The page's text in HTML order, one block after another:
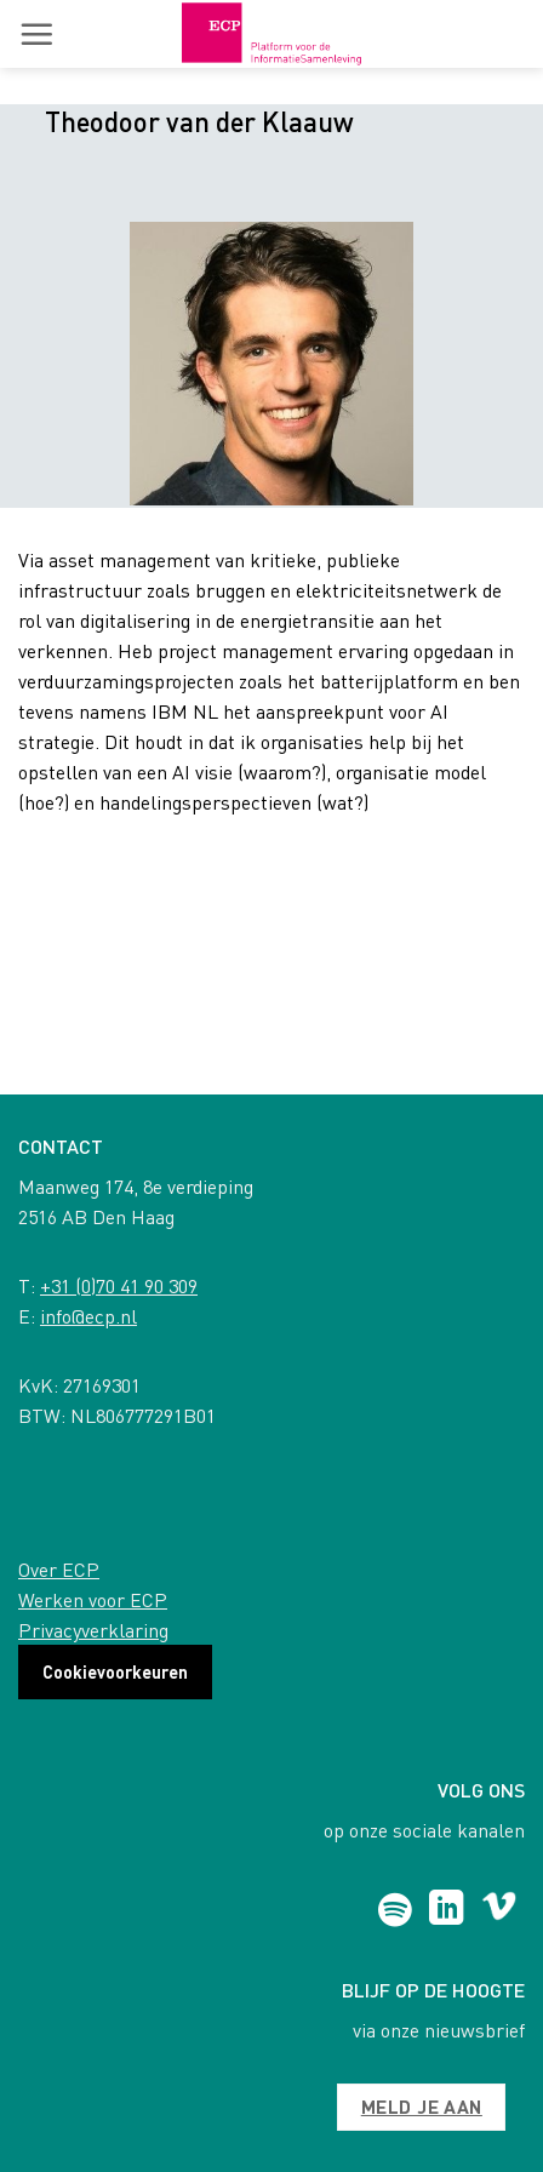
Theodoor van der Klaauw
Via asset management van kritieke, publieke
infrastructuur zoals bruggen en elektriciteitsnetwerk de
rol van digitalisering in de energietransitie aan het
verkennen. Heb project management ervaring opgedaan in
verduurzamingsprojecten zoals het batterijplatform en ben
tevens namens IBM NL het aanspreekpunt voor AI
strategie. Dit houdt in dat ik organisaties help bij het
opstellen van een AI visie (waarom?), organisatie model
(hoe?) en handelingsperspectieven (wat?)
CONTACT
Maanweg 174, 8e verdieping
2516 AB Den Haag
T: +31 (0)70 41 90 309
E: info@ecp.nl
KvK: 27169301
BTW: NL806777291B01
Over ECP
Werken voor ECP
Privacyverklaring
Cookievoorkeuren
VOLG ONS
op onze sociale kanalen
BLIJF OP DE HOOGTE
via onze nieuwsbrief
MELD JE AAN